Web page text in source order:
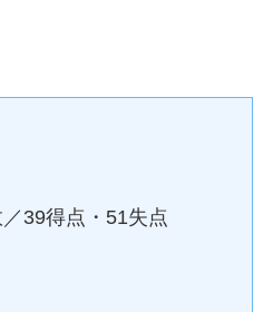
39得点・51失点